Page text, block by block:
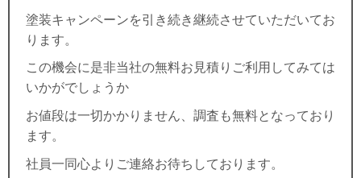
塗装キャンペーンを引き続き継続させていただいてお
ります。
この機会に是非当社の無料お見積りご利用してみては
いかがでしょうか
お値段は一切かかりません、調査も無料となっており
ます。
社員一同心よりご連絡お待ちしております。